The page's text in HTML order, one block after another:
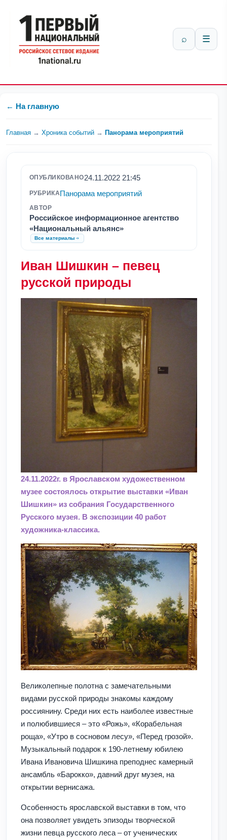
⌕ ☰
← На главную
Главная → Хроника событий → Панорама мероприятий
ОПУБЛИКОВАНО24.11.2022 21:45
РУБРИКАПанорама мероприятий
АВТОР
Российское информационное агентство
«Национальный альянс»
Все материалы
Иван Шишкин – певец
русской природы
24.11.2022г. в Ярославском художественном
музее состоялось открытие выставки «Иван
Шишкин» из собрания Государственного
Русского музея. В экспозиции 40 работ
художника-классика.
Великолепные полотна с замечательными
видами русской природы знакомы каждому
россиянину. Среди них есть наиболее известные
и полюбившиеся – это «Рожь», «Корабельная
роща», «Утро в сосновом лесу», «Перед грозой».
Музыкальный подарок к 190-летнему юбилею
Ивана Ивановича Шишкина преподнес камерный
ансамбль «Барокко», давний друг музея, на
открытии вернисажа.
Особенность ярославской выставки в том, что
она позволяет увидеть эпизоды творческой
жизни певца русского леса – от ученических